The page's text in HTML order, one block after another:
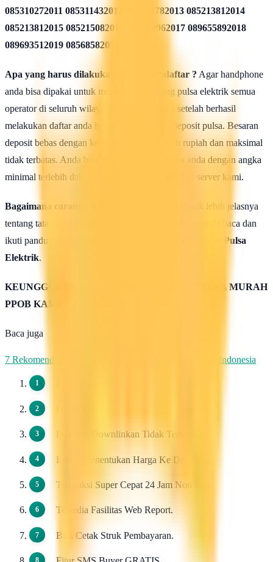
085310272011 085311432012 085213782013 085213812014
085213812015 085215082016 085819962017 089655892018
089693512019 08568582020
Apa yang harus dilakukan seusai Mendaftar ? Agar handphone
anda bisa dipakai untuk melakukan isi ulang pulsa elektrik semua
operator di seluruh wilayah Indonesia, maka setelah berhasil
melakukan daftar anda harus mengisi saldo deposit pulsa. Besaran
deposit bebas dengan ketentuan minimal 50rb rupiah dan maksimal
tidak terbatas. Anda bisa isi deposit saldo pulsa anda dengan angka
minimal terlebih dahulu untuk uji coba kehebatan server kami.
Bagaimana caranya mengisi saldo pulsa ?
Untuk lebih jelasnya
tentang tata cara isi saldo deposit pulsa ini silahkan anda baca dan
ikuti panduan yang terdapat di halaman :
Cara isi Saldo Pulsa
Elektrik.
KEUNGGULAN & KELEBIHAN SERVER PULSA MURAH
PPOB KAMI
Baca juga
7 Rekomendasi Pengirim WhatsApp Massal Terbaik di Indonesia
Dapat di Downlinkan Tidak Terbatas.
Bebas Menentukan Harga Ke Downline.
Transaksi Super Cepat 24 Jam Non Stop.
Tersedia Fasilitas Web Report.
Bisa Cetak Struk Pembayaran.